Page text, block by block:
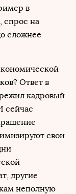
в
спрос на
сложнее
Ответ в
кадровый
сейчас
свои
другие
неполную